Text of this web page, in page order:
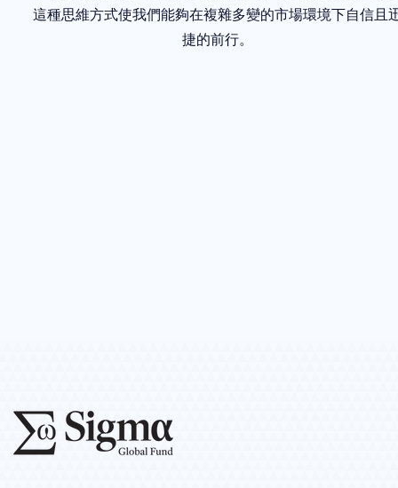
這種思維方式使我們能夠在複雜多變的市場環境下自信且
捷的前行。